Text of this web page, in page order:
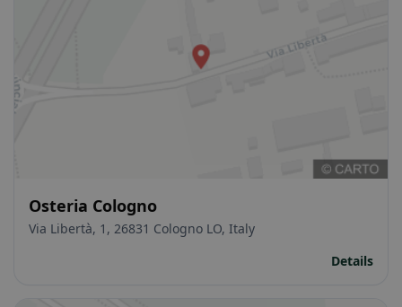
Osteria Cologno
Via Libertà, 1, 26831 Cologno LO, Italy
Details